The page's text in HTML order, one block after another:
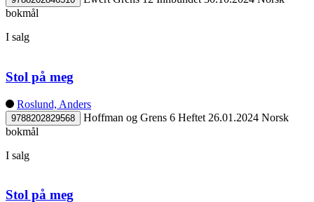
bokmål
I salg
Stol på meg
Roslund, Anders
9788202829568 Hoffman og Grens 6 Heftet 26.01.2024 Norsk
bokmål
I salg
Stol på meg